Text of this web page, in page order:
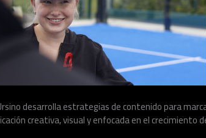
desarrolla estrategias de contenido para
creativa, visual y enfocada en el crecimiento